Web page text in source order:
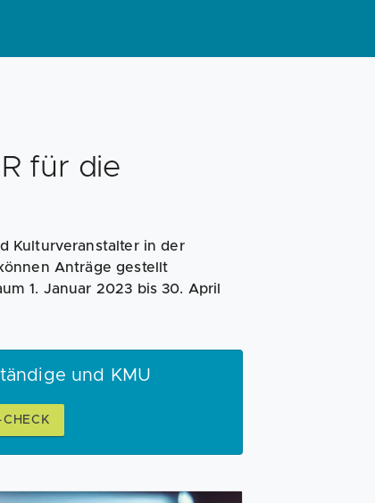
für die
Kulturveranstalter in der
Anträge gestellt
1. Januar 2023 bis 30. April
und KMU